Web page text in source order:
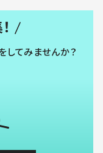
してみませんか？